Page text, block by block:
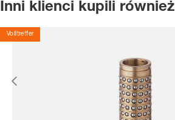
Inni klienci kupili również
Volltreffer